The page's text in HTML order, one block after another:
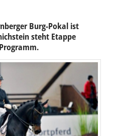
Burg-Pokal ist
steht Etappe